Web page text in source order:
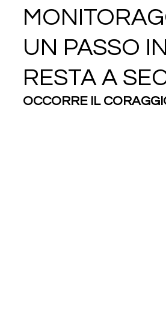
UN PASSO
RESTA A
OCCORRE IL